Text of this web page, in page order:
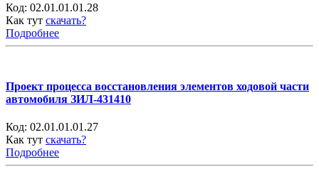
Код: 02.01.01.01.28
Как тут скачать?
Подробнее
Проект процесса восстановления элементов ходовой части
автомобиля ЗИЛ-431410
Код: 02.01.01.01.27
Как тут скачать?
Подробнее